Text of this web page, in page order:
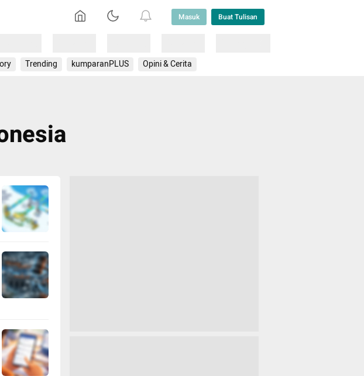
Masuk Buat Tulisan
Trending kumparanPLUS Opini & Cerita